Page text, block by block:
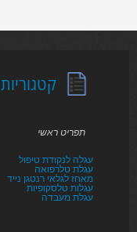
קטגוריות
תפריט ראשי
עגלה לנקודת טיפול
עגלת טלרפואה
מאחז לגלאי רנטגן נייד
עגלות טלסקופיות
עגלת מעבדה